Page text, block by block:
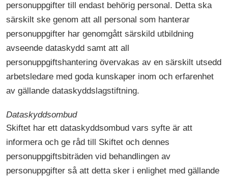
personuppgifter till endast behörig personal. Detta ska
särskilt ske genom att all personal som hanterar
personuppgifter har genomgått särskild utbildning
avseende dataskydd samt att all
personuppgiftshantering övervakas av en särskilt utsedd
arbetsledare med goda kunskaper inom och erfarenhet
av gällande dataskyddslagstiftning.
Dataskyddsombud
Skiftet har ett dataskyddsombud vars syfte är att
informera och ge råd till Skiftet och dennes
personuppgiftsbiträden vid behandlingen av
personuppgifter så att detta sker i enlighet med gällande